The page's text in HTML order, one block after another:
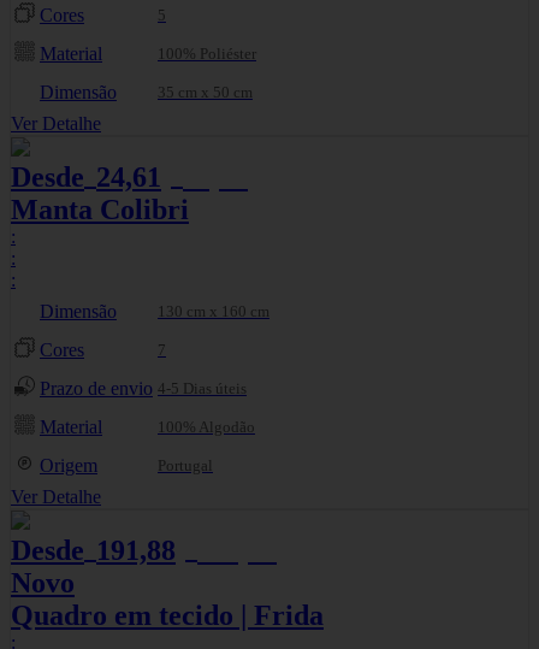
Cores 5
Material 100% Poliéster
Dimensão 35 cm x 50 cm
Ver Detalhe
Desde 24,61
Manta Colibri
:
:
:
Dimensão
130 cm x 160 cm
Cores 7
Prazo de envio 4-5 Dias úteis
Material 100% Algodão
Origem Portugal
Ver Detalhe
Desde 191,88
Novo
Quadro em tecido | Frida
: